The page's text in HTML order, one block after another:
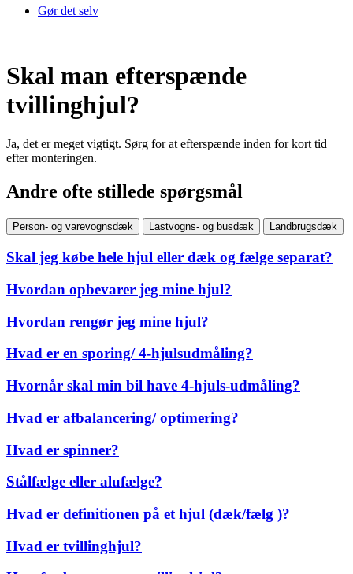
Gør det selv
Skal man efterspænde
tvillinghjul?
Ja, det er meget vigtigt. Sørg for at efterspænde inden for kort tid
efter monteringen.
Andre ofte stillede spørgsmål
Person- og varevognsdæk Lastvogns- og busdæk Landbrugsdæk
Skal jeg købe hele hjul eller dæk og fælge separat?
Hvordan opbevarer jeg mine hjul?
Hvordan rengør jeg mine hjul?
Hvad er en sporing/ 4-hjulsudmåling?
Hvornår skal min bil have 4-hjuls-udmåling?
Hvad er afbalancering/ optimering?
Hvad er spinner?
Stålfælge eller alufælge?
Hvad er definitionen på et hjul (dæk/fælg )?
Hvad er tvillinghjul?